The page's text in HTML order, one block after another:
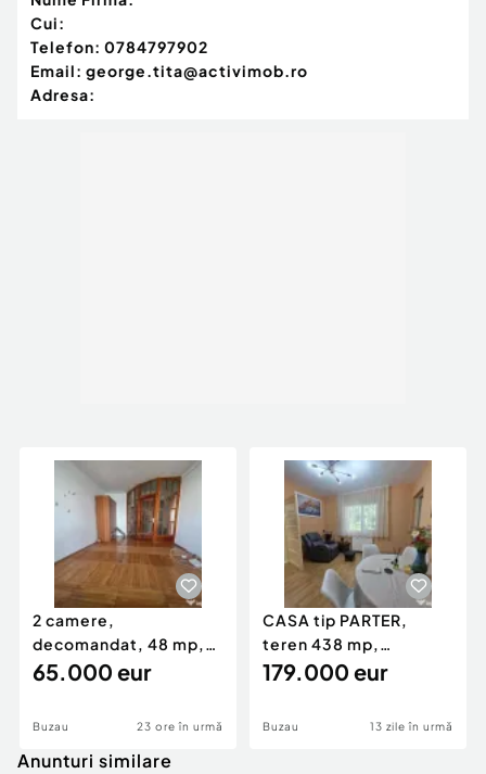
Cui:
Telefon: 0784797902
Email: george.tita@activimob.ro
Adresa:
2 camere,
decomandat, 48 mp,
etaj 4 din 9, Unirii Sud
65.000 eur
Buzau 23 ore în urmă
CASA tip PARTER,
teren 438 mp,
deschidere 14 m, 23
179.000 eur
Buzau 13 zile în urmă
Anunturi similare